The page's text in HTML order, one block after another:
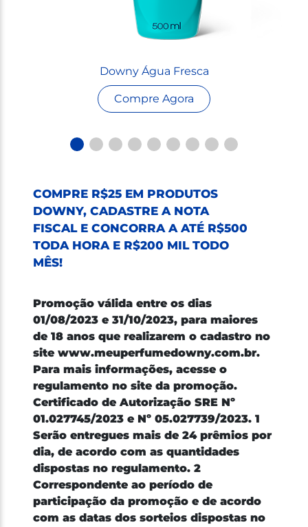
Downy Água Fresca
Compre Agora
COMPRE R$25 EM PRODUTOS
DOWNY, CADASTRE A NOTA
FISCAL E CONCORRA A ATÉ R$500
TODA HORA E R$200 MIL TODO
MÊS!
Promoção válida entre os dias
01/08/2023 e 31/10/2023, para maiores
de 18 anos que realizarem o cadastro no
site www.meuperfumedowny.com.br.
Para mais informações, acesse o
regulamento no site da promoção.
Certificado de Autorização SRE Nº
01.027745/2023 e Nº 05.027739/2023. 1
Serão entregues mais de 24 prêmios por
dia, de acordo com as quantidades
dispostas no regulamento. 2
Correspondente ao período de
participação da promoção e de acordo
com as datas dos sorteios dispostas no